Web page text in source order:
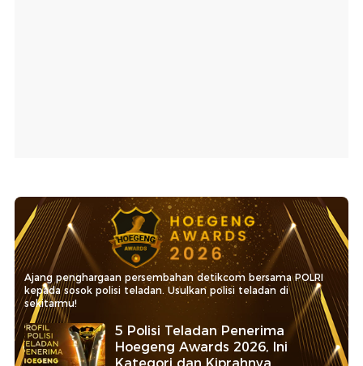
Ajang penghargaan persembahan detikcom bersama POLRI
kepada sosok polisi teladan. Usulkan polisi teladan di
sekitarmu!
5 Polisi Teladan Penerima
Hoegeng Awards 2026, Ini